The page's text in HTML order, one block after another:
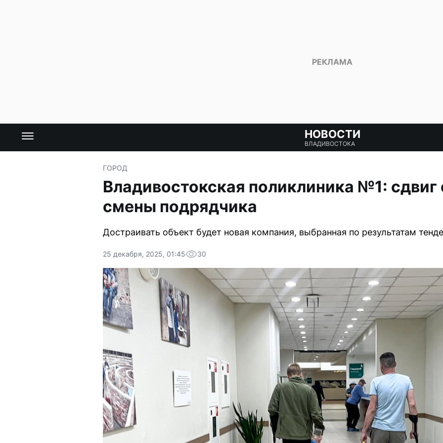
НОВОСТИ
ВЛАДИВОСТОКА
ГОРОД
Владивостокская поликлиника №1: сдвиг
смены подрядчика
Достраивать объект будет новая компания, выбранная по результатам
25 декабря, 2025, 01:45 30